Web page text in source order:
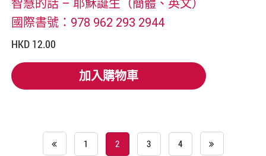
國際書號：978 962 293 2944
HKD 12.00
加入購物車
加入購物車
1 2 3 4